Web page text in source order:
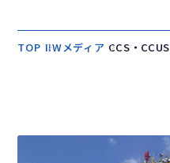
TOP IIWメディア CCS・CCUS